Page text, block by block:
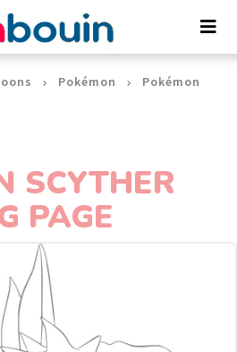
Pokémon
Pokémon
SCYTHER
PAGE